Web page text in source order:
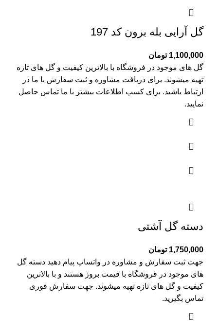
گل آرایی بله برون کد 197
1,100,000 تومان
گل های موجود در فروشگاه با بالاترین کیفیت و گل های تازه
تهیه میشوند. برای دریافت مشاوره و ثبت سفارش با ما در
ارتباط باشید. برای کسب اطلاعات بیشتر با ما تماس حاصل
نمایید.
دسته گل آشتی
1,750,000 تومان
جهت ثبت سفارش و مشاوره در واتساپ پیام دهید دسته گل
های موجود در فروشگاه با قیمت بروز هستند و با بالاترین
کیفیت و گل های تازه تهیه میشوند. جهت سفارش فوری
تماس بگیرید.